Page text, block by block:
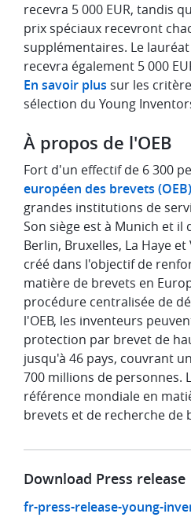
recevra 5 000 EUR, tandis
prix spéciaux recevront
supplémentaires. Le
recevra également 5 000
En savoir plus sur les
sélection du Young
À propos de l'OEB
Fort d'un effectif de 6 300
européen des brevets (OEB)
grandes institutions de
Son siège est à Munich et il
Berlin, Bruxelles, La Haye et
créé dans l'objectif de
matière de brevets en
procédure centralisée de
l'OEB, les inventeurs
protection par brevet de
jusqu'à 46 pays, couvrant
700 millions de personnes.
référence mondiale en
brevets et de recherche de
Download Press release
fr-press-release-young-